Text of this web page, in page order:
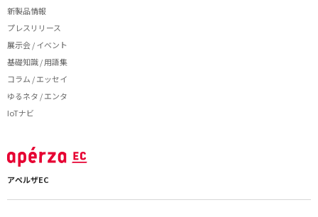
新製品情報
プレスリリース
展示会 / イベント
基礎知識 / 用語集
コラム / エッセイ
ゆるネタ / エンタ
IoTナビ
アペルザEC